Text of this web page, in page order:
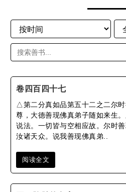
卷四百四十七
△第二分真如品第五十二之二尔
尊，大德善现佛真弟子随如来生
说法。一切皆与空相应故。尔时
汝诸天众。说我善现佛真弟..
阅读全文